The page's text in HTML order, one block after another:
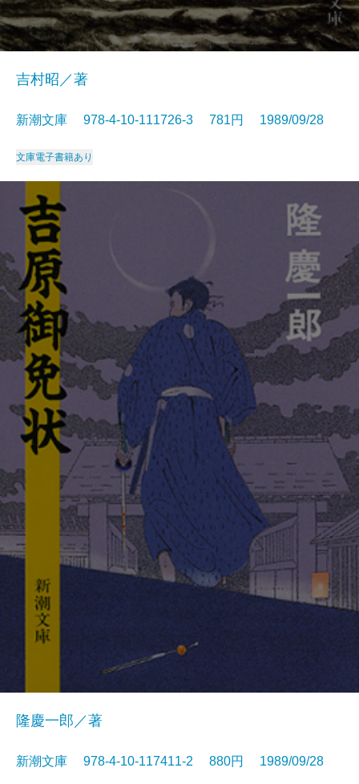
吉村昭／著
新潮文庫 978-4-10-111726-3 781円 1989/09/28
文庫電子書籍あり
隆慶一郎／著
新潮文庫 978-4-10-117411-2 880円 1989/09/28